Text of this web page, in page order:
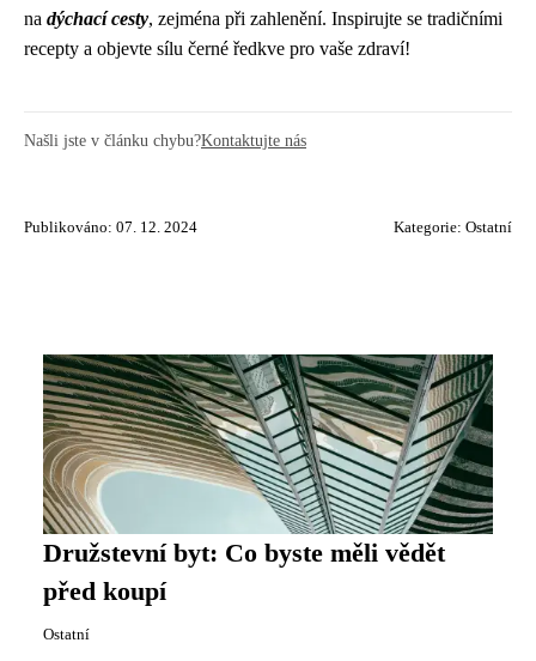
na dýchací cesty, zejména při zahlenění. Inspirujte se tradičními
recepty a objevte sílu černé ředkve pro vaše zdraví!
Našli jste v článku chybu?Kontaktujte nás
Publikováno: 07. 12. 2024 Kategorie: Ostatní
Družstevní byt: Co byste měli vědět
před koupí
Ostatní